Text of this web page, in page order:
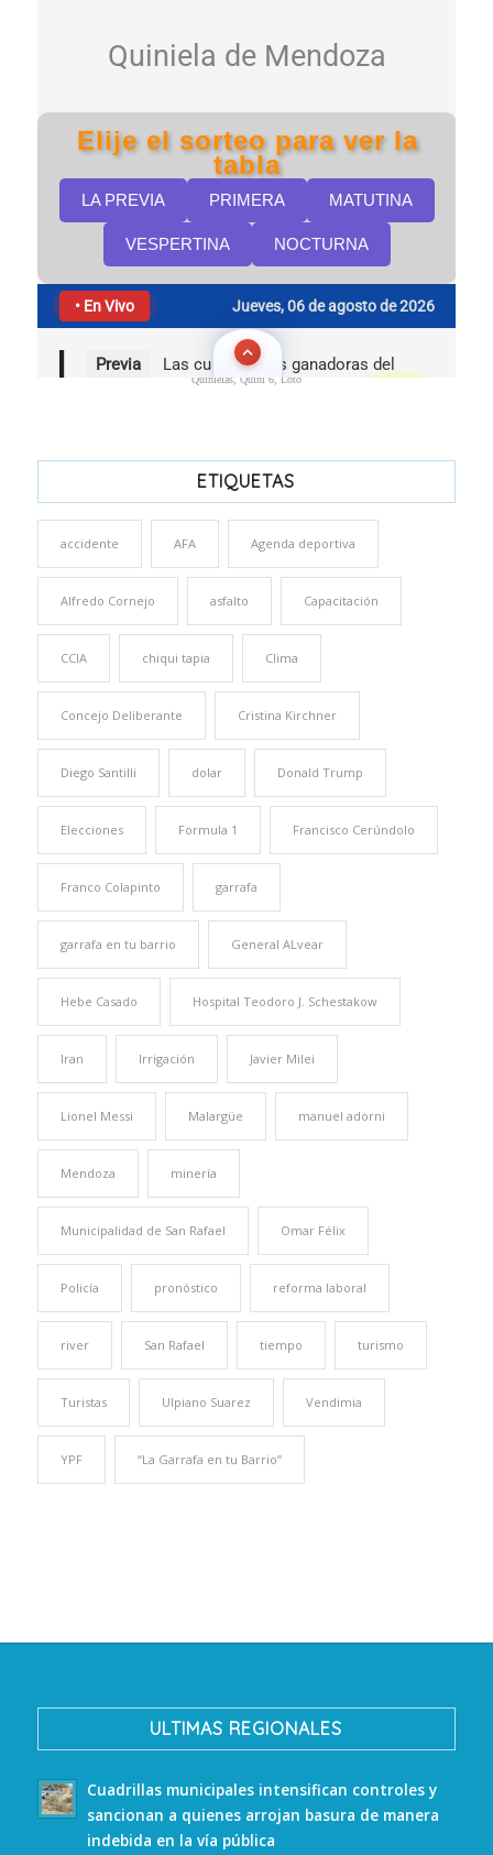
Quinielas, Quini 6, Loto
ETIQUETAS
accidente AFA Agenda deportiva
Alfredo Cornejo asfalto Capacitación
CCIA chiqui tapia Clima
Concejo Deliberante Cristina Kirchner
Diego Santilli dolar Donald Trump
Elecciones Formula 1 Francisco Cerúndolo
Franco Colapinto garrafa
garrafa en tu barrio General ALvear
Hebe Casado Hospital Teodoro J. Schestakow
Iran Irrigación Javier Milei
Lionel Messi Malargüe manuel adorni
Mendoza minería
Municipalidad de San Rafael Omar Félix
Policía pronóstico reforma laboral
river San Rafael tiempo turismo
Turistas Ulpiano Suarez Vendimia
YPF “La Garrafa en tu Barrio”
ULTIMAS REGIONALES
Cuadrillas municipales intensifican controles y
sancionan a quienes arrojan basura de manera
indebida en la vía pública